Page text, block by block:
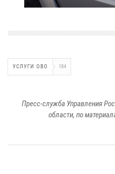
УСЛУГИ ОВО 184
Пресс-служба Управления
области, по